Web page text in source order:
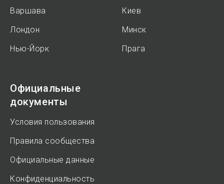
Варшава
Киев
Лондон
Минск
Нью-Йорк
Прага
Официальные
документы
Условия пользования
Правила сообщества
Официальные данные
Конфиденциальность